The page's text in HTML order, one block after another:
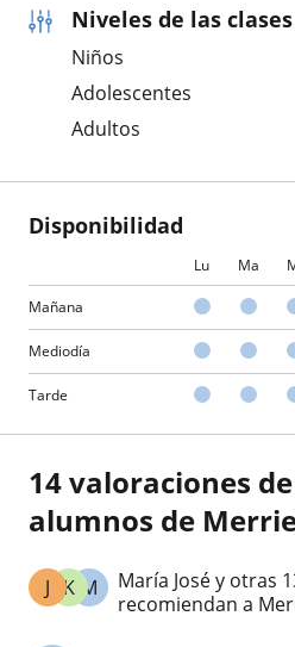
Niveles de las clases
Niños
Adolescentes
Adultos
Disponibilidad
Lu Ma
Mañana
Mediodía
Tarde
14 valoraciones
alumnos de
M
K
J
María José y otras
recomiendan a